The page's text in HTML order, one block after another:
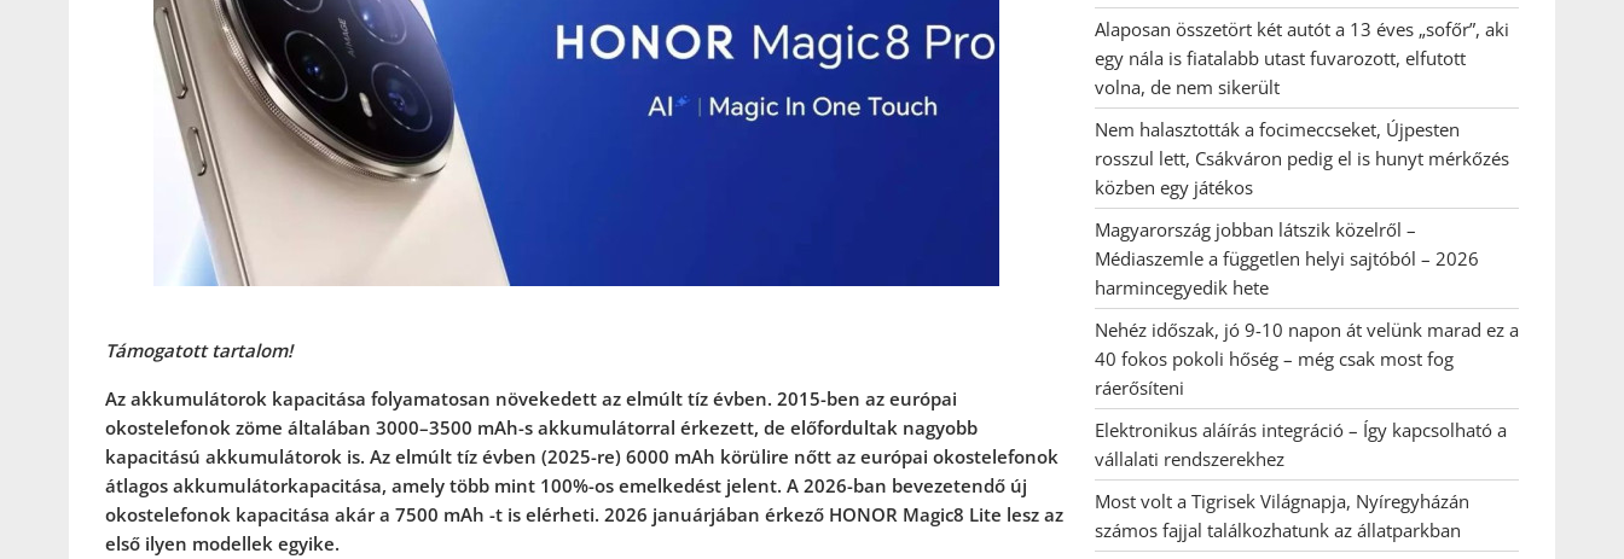
Támogatott tartalom!
Az akkumulátorok kapacitása folyamatosan növekedett az elmúlt tíz évben. 2015-ben az európai
okostelefonok zöme általában 3000–3500 mAh-s akkumulátorral érkezett, de előfordultak nagyobb
kapacitású akkumulátorok is. Az elmúlt tíz évben (2025-re) 6000 mAh körülire nőtt az európai okostelefonok
átlagos akkumulátorkapacitása, amely több mint 100%-os emelkedést jelent. A 2026-ban bevezetendő új
okostelefonok kapacitása akár a 7500 mAh -t is elérheti. 2026 januárjában érkező HONOR Magic8 Lite lesz az
első ilyen modellek egyike.
Alaposan összetört két autót a 13 éves „sofőr”, aki
egy nála is fiatalabb utast fuvarozott, elfutott
volna, de nem sikerült
Nem halasztották a focimeccseket, Újpesten
rosszul lett, Csákváron pedig el is hunyt mérkőzés
közben egy játékos
Magyarország jobban látszik közelről –
Médiaszemle a független helyi sajtóból – 2026
harmincegyedik hete
Nehéz időszak, jó 9-10 napon át velünk marad ez a
40 fokos pokoli hőség – még csak most fog
ráerősíteni
Elektronikus aláírás integráció – Így kapcsolható a
vállalati rendszerekhez
Most volt a Tigrisek Világnapja, Nyíregyházán
számos fajjal találkozhatunk az állatparkban